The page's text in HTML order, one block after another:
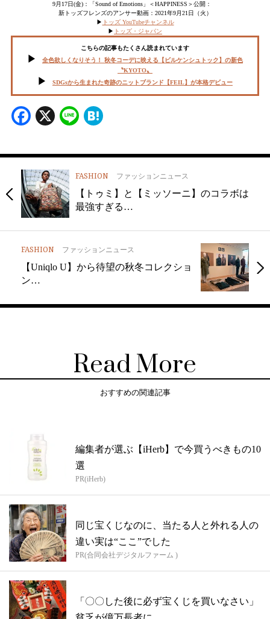
9月17日(金)：「Sound of Emotions」＜HAPPINESS＞公開：
新トッズフレンズのアンサー動画：2021年9月21日（火）
▶︎ トッズ YouTubeチャンネル
▶︎ トッズ・ジャパン
こちらの記事もたくさん読まれています
全色欲しくなりそう！ 秋冬コーデに映える【ビルケンシュトック】の新色
〝KYOTO〟
SDGsから生まれた奇跡のニットブランド【FEIL】が本格デビュー
Facebook
X Line
FASHION ファッションニュース
【トゥミ】と【ミッソーニ】のコラボは
最強すぎる…
FASHION ファッションニュース
【Uniqlo U】から待望の秋冬コレクショ
ン…
Read More
おすすめの関連記事
編集者が選ぶ【iHerb】で今買うべきもの10
選
PR(iHerb)
同じ宝くじなのに、当たる人と外れる人の
違い実は“ここ”でした
PR(合同会社デジタルファーム )
「〇〇した後に必ず宝くじを買いなさい」